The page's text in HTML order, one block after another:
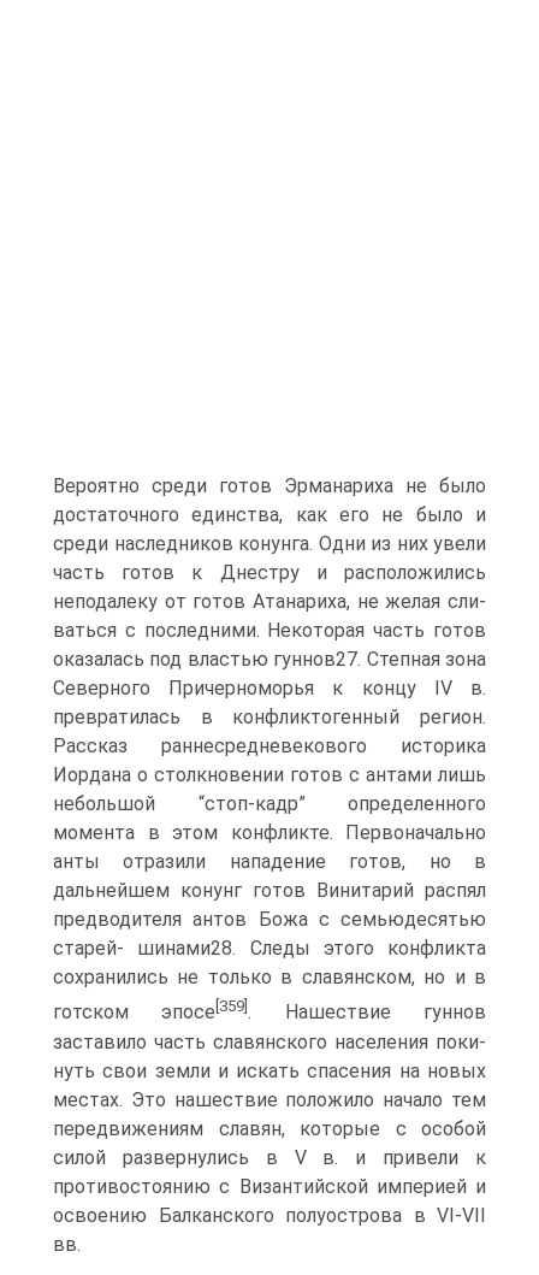
Вероятно среди готов Эрманариха не было
достаточного единства, как его не было и
среди наследников конунга. Одни из них увели
часть готов к Днестру и расположились
неподалеку от готов Атанариха, не желая сли­
ваться с последними. Некоторая часть готов
оказалась под властью гуннов27. Степная зона
Северного Причерноморья к концу IV в.
превратилась в конфлик­тогенный регион.
Рассказ раннесредневекового историка
Иордана о столкнове­нии готов с антами лишь
небольшой “стоп-кадр” определенного
момента в этом конфликте. Первоначально
анты отразили нападение готов, но в
дальнейшем ко­нунг готов Винитарий распял
предводителя антов Божа с семьюдесятью
старей- шинами28. Следы этого конфликта
сохранились не только в славянском, но и в
готском эпосе [359] . Нашествие гуннов
заставило часть славянского населения поки­
нуть свои земли и искать спасения на новых
местах. Это нашествие положило на­чало тем
передвижениям славян, которые с особой
силой развернулись в V в. и привели к
противостоянию с Византийской империей и
освоению Балканского по­луострова в VI-VII
вв.